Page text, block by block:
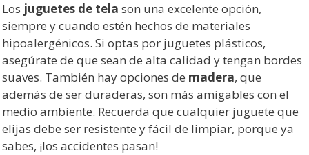
Los juguetes de tela son una excelente opción,
siempre y cuando estén hechos de materiales
hipoalergénicos. Si optas por juguetes plásticos,
asegúrate de que sean de alta calidad y tengan bordes
suaves. También hay opciones de madera, que
además de ser duraderas, son más amigables con el
medio ambiente. Recuerda que cualquier juguete que
elijas debe ser resistente y fácil de limpiar, porque ya
sabes, ¡los accidentes pasan!